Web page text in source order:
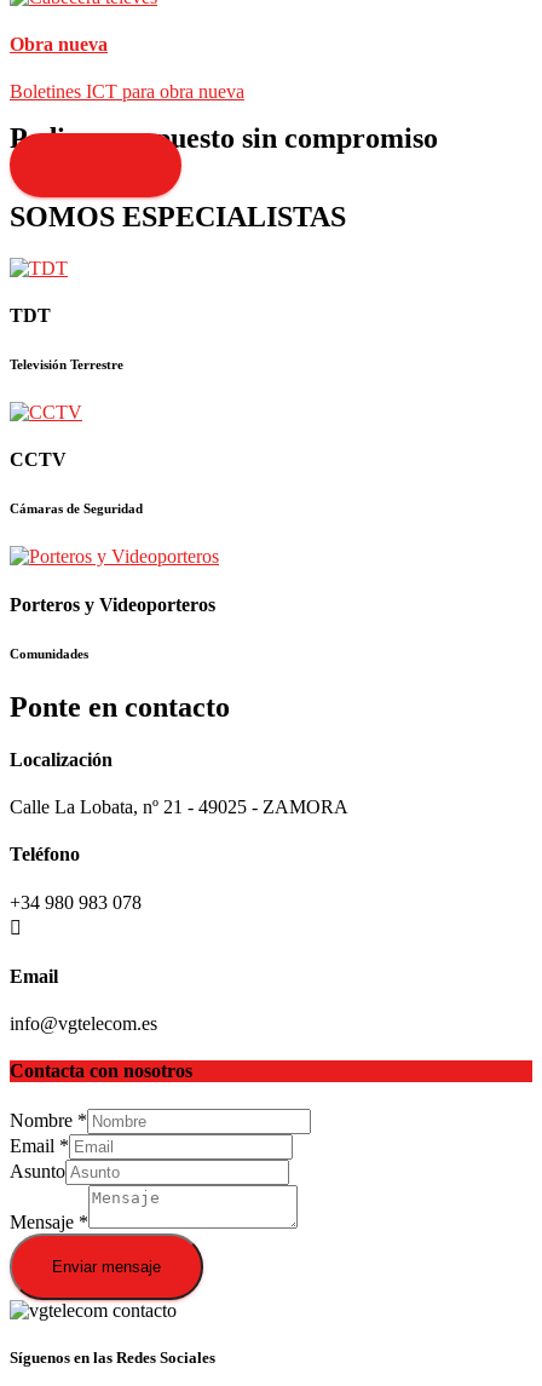
Obra nueva
Boletines ICT para obra nueva
Pedir presupuesto sin compromiso
SOMOS ESPECIALISTAS
TDT
Televisión Terrestre
CCTV
Cámaras de Seguridad
Porteros y Videoporteros
Comunidades
Ponte en contacto
Localización
Calle La Lobata, nº 21 - 49025 - ZAMORA
Teléfono
+34 980 983 078
Email
info@vgtelecom.es
Contacta con nosotros
Nombre *
Email *
Asunto
Mensaje *
Enviar mensaje
Síguenos en las Redes Sociales